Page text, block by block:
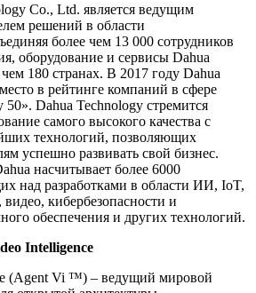
Co., Ltd. является ведущим
решений в области
более чем 13 000 сотрудников
оборудование и сервисы Dahua
180 странах. В 2017 году Dahua
в рейтинге компаний в сфере
50». Dahua Technology стремится
самого высокого качества с
технологий, позволяющих
успешно развивать свой бизнес.
насчитывает более 6000
над разработками в области ИИ, IoT,
кибербезопасности и
обеспечения и других технологий.
Intelligence
(Agent Vi ™) – ведущий мировой